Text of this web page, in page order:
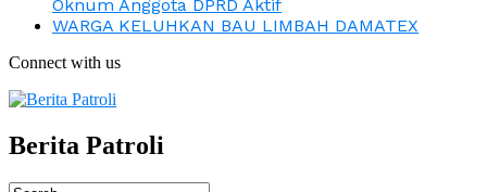
Oknum Anggota DPRD Aktif
WARGA KELUHKAN BAU LIMBAH DAMATEX
Connect with us
Berita Patroli